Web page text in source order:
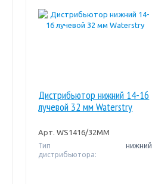
Дистрибьютор нижний 14-16
лучевой 32 мм Waterstry
Арт. WS1416/32ММ
Тип
дистрибьютора:
нижний